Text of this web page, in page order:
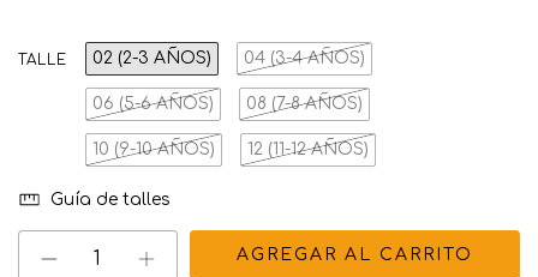
TALLE 02 (2-3 AÑOS) 04 (3-4 AÑOS)
06 (5-6 AÑOS) 08 (7-8 AÑOS)
10 (9-10 AÑOS) 12 (11-12 AÑOS)
Guía de talles